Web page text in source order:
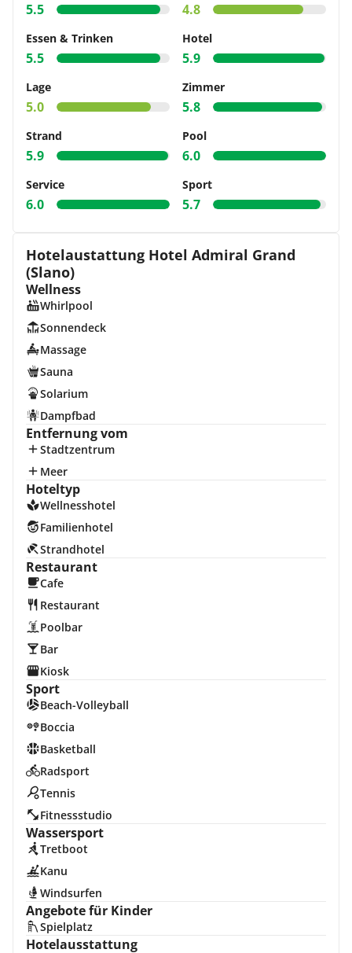
5.5 4.8
Essen & Trinken
5.5
Hotel
5.9
Lage
5.0
Zimmer
5.8
Strand
5.9
Pool
6.0
Service
6.0
Sport
5.7
Hotelaustattung Hotel Admiral Grand
(Slano)
Wellness
Whirlpool
Sonnendeck
Massage
Sauna
Solarium
Dampfbad
Entfernung vom
Stadtzentrum
Meer
Hoteltyp
Wellnesshotel
Familienhotel
Strandhotel
Restaurant
Cafe
Restaurant
Poolbar
Bar
Kiosk
Sport
Beach-Volleyball
Boccia
Basketball
Radsport
Tennis
Fitnessstudio
Wassersport
Tretboot
Kanu
Windsurfen
Angebote für Kinder
Spielplatz
Hotelausstattung